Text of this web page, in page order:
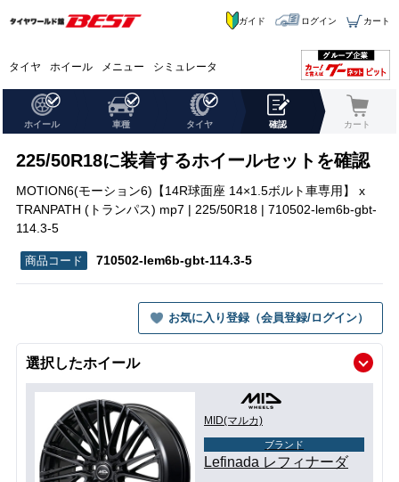
タイヤ ホイール メニュー シミュレータ
ガイド ログイン カート
ホイール 車種 タイヤ 確認 カート
225/50R18に装着するホイールセットを確認
MOTION6(モーション6)【14R球面座 14×1.5ボルト車専用】 x
TRANPATH (トランパス) mp7 | 225/50R18 | 710502-lem6b-gbt-
114.3-5
710502-lem6b-gbt-114.3-5
お気に入り登録（会員登録/ログイン）
選択したホイール
MID(マルカ)
ブランド
Lefinada レフィナーダ